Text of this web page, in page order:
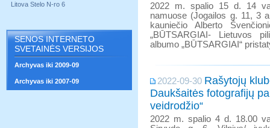
Litova Stelo N-ro 6
SENOS INTERNETO
SVETAINĖS VERSIJOS
Archyvas iki 2009-09
Archyvas iki 2007-09
2022 m. spalio 15 d. 14
namuose (Jogailos g. 11, 3
kauniečio Alberto
„BŪTSARGIAI- Lietuvos
albumo „BŪTSARGIAI“
2022-09-30 Rašytojų
Daukšaitės fotografijų
veidrodžio“
2022 m. spalio 4 d. 18.00